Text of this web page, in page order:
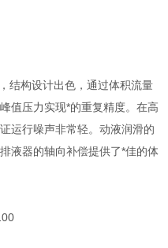
结构设计出色，通过体积流量
值压力实现*的重复精度。在高
运行噪声非常轻。动液润滑的
液器的轴向补偿提供了*佳的体